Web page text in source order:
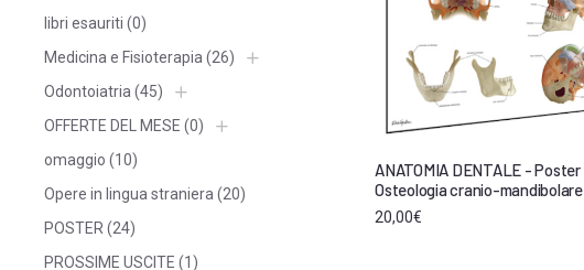
libri esauriti (0)
Medicina e Fisioterapia (26)
Odontoiatria (45)
OFFERTE DEL MESE (0)
omaggio (10)
Opere in lingua straniera (20)
POSTER (24)
PROSSIME USCITE (1)
ANATOMIA DENTALE - Poster
Osteologia cranio-mandibolare
20,00€